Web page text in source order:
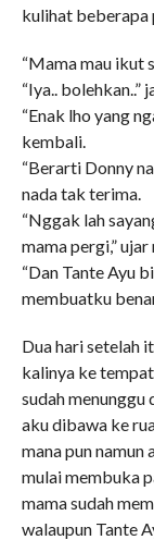
kulihat beberapa
“Mama mau ikut
“Iya..
“Enak lho yang
kembali.
“Berarti Donny
nada tak terima.
“Nggak lah
mama pergi,”
“Dan Tante Ayu
membuatku
Dua hari setelah
kalinya ke
sudah menunggu
aku dibawa ke
mana pun
mulai membuka
mama sudah
walaupun Tante